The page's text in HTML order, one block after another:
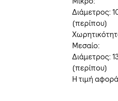
Διάμετρος:
(περίπου)
Mεσαίο:
Διάμετρος:
(περίπου)
Η τιμή